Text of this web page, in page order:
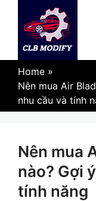
content
Home »
Nên mua Air
nhu cầu và tính
Nên mua
nào? Gợi
tính năng